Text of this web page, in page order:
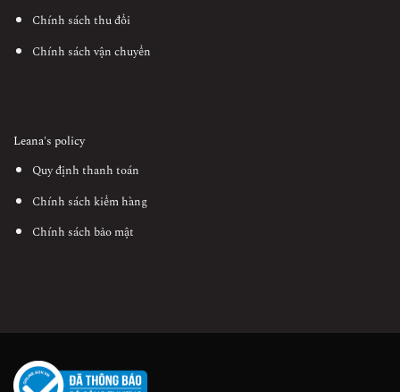
Chính sách thu đổi
Chính sách vận chuyển
Leana's policy
Quy định thanh toán
Chính sách kiểm hàng
Chính sách bảo mật